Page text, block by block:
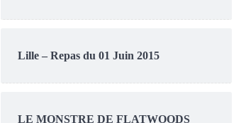
Lille – Repas du 01 Juin 2015
LE MONSTRE DE FLATWOODS